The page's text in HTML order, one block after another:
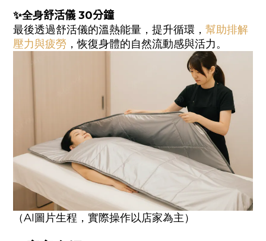
✨全身舒活儀 30分鐘
最後透過舒活儀的溫熱能量，提升循環， 幫助排解
壓力與疲勞 ，恢復身體的自然流動感與活力。
（AI圖片生程，實際操作以店家為主）